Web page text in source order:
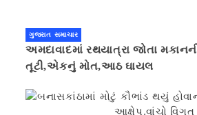
ગુજરાત સમાચાર
અમદાવાદમાં રથયાત્રા જોતા
તૂટી,એકનું મોત,આઠ ઘાયલ